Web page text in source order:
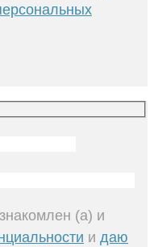
(а) и
и даю